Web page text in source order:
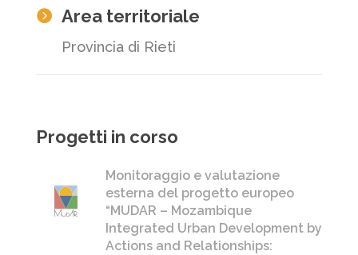
 Area territoriale
Provincia di Rieti
Progetti in corso
Monitoraggio e valutazione
esterna del progetto europeo
“MUDAR – Mozambique
Integrated Urban Development by
Actions and Relationships: